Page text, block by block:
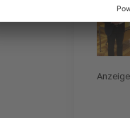
Anzeige